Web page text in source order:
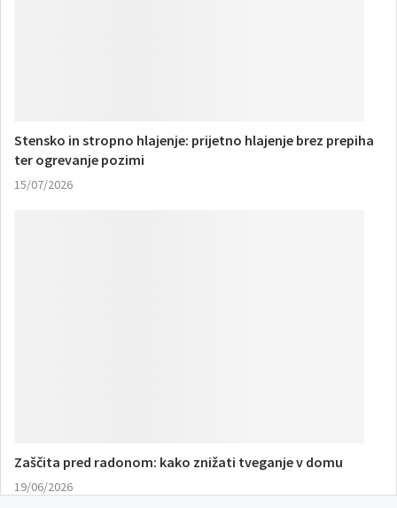
Stensko in stropno hlajenje: prijetno hlajenje brez prepiha
ter ogrevanje pozimi
15/07/2026
Zaščita pred radonom: kako znižati tveganje v domu
19/06/2026